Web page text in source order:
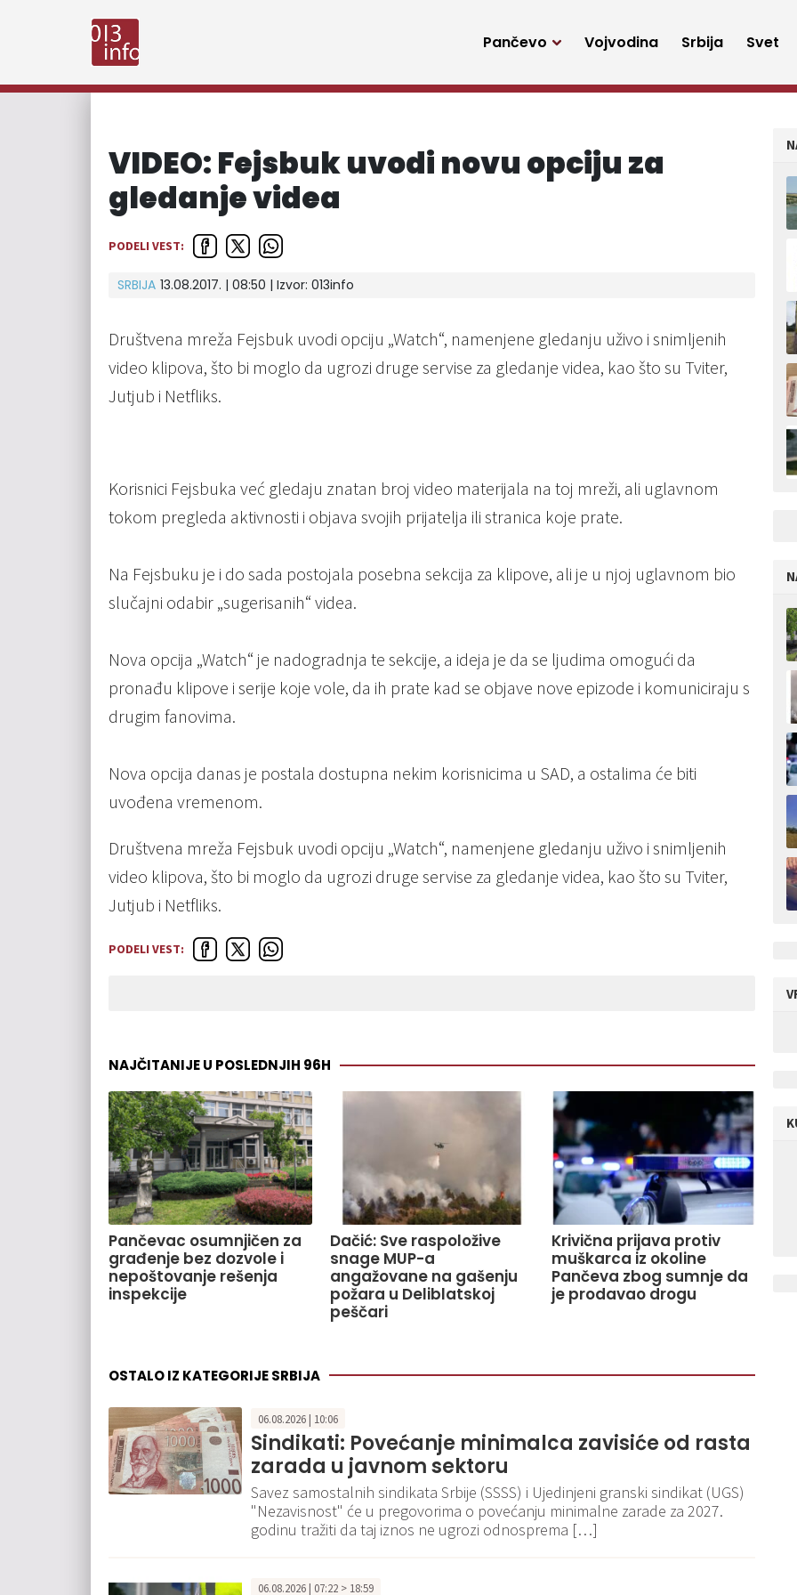
Pančevo Vojvodina Srbija Svet
VIDEO: Fejsbuk uvodi novu opciju za
gledanje videa
PODELI VEST:
SRBIJA 13.08.2017. | 08:50 | Izvor: 013info
Društvena mreža Fejsbuk uvodi opciju „Watch“, namenjene gledanju uživo i snimljenih
video klipova, što bi moglo da ugrozi druge servise za gledanje videa, kao što su Tviter,
Jutjub i Netfliks.
Korisnici Fejsbuka već gledaju znatan broj video materijala na toj mreži, ali uglavnom
tokom pregleda aktivnosti i objava svojih prijatelja ili stranica koje prate.
Na Fejsbuku je i do sada postojala posebna sekcija za klipove, ali je u njoj uglavnom bio
slučajni odabir „sugerisanih“ videa.
Nova opcija „Watch“ je nadogradnja te sekcije, a ideja je da se ljudima omogući da
pronađu klipove i serije koje vole, da ih prate kad se objave nove epizode i komuniciraju s
drugim fanovima.
Nova opcija danas je postala dostupna nekim korisnicima u SAD, a ostalima će biti
uvođena vremenom.
Društvena mreža Fejsbuk uvodi opciju „Watch“, namenjene gledanju uživo i snimljenih
video klipova, što bi moglo da ugrozi druge servise za gledanje videa, kao što su Tviter,
Jutjub i Netfliks.
PODELI VEST:
NAJČITANIJE U POSLEDNJIH 96H
Pančevac osumnjičen za
građenje bez dozvole i
nepoštovanje rešenja
inspekcije
Dačić: Sve raspoložive
snage MUP-a
angažovane na gašenju
požara u Deliblatskoj
peščari
Krivična prijava protiv
muškarca iz okoline
Pančeva zbog sumnje da
je prodavao drogu
OSTALO IZ KATEGORIJE SRBIJA
06.08.2026 | 10:06
Sindikati: Povećanje minimalca zavisiće od rasta
zarada u javnom sektoru
Savez samostalnih sindikata Srbije (SSSS) i Ujedinjeni granski sindikat (UGS)
"Nezavisnost" će u pregovorima o povećanju minimalne zarade za 2027.
godinu tražiti da taj iznos ne ugrozi odnosprema […]
06.08.2026 | 07:22 > 18:59